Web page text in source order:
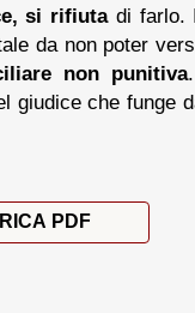
si rifiutadi farlo.
da non poter
non punitiva
giudice che funge
PDF